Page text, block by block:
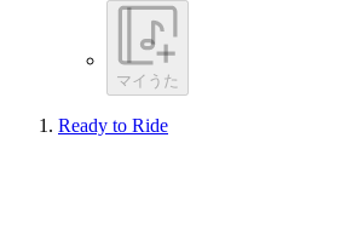
マイうた
Ready to Ride